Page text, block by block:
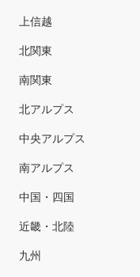
上信越
北関東
南関東
北アルプス
中央アルプス
南アルプス
中国・四国
近畿・北陸
九州